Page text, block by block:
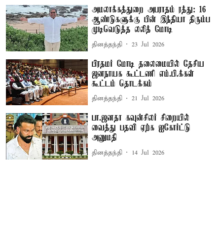
அமலாக்கத்துறை அபராதம் ரத்து: 16
ஆண்டுகளுக்கு பின் இந்தியா திரும்ப
முடிவெடுத்த லலித் மோடி
தினத்தந்தி 23 Jul 2026
பிரதமர் மோடி தலைமையில் தேசிய
ஜனநாயக கூட்டணி எம்.பி.க்கள்
கூட்டம் தொடக்கம்
தினத்தந்தி 21 Jul 2026
பா.ஜனதா கவுன்சிலர் சிறையில்
வைத்து பதவி ஏற்க ஐகோர்ட்டு
அனுமதி
தினத்தந்தி 14 Jul 2026